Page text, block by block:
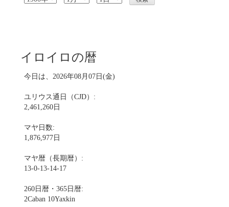
イロイロの暦
今日は、2026年08月07日(金)
ユリウス通日（CJD）:
2,461,260日
マヤ日数:
1,876,977日
マヤ暦（長期暦）:
13-0-13-14-17
260日暦・365日暦:
2Caban 10Yaxkin